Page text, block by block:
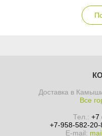
Доставка в
Все
Тел.: +7
+7-958-582-20-
E-mail: